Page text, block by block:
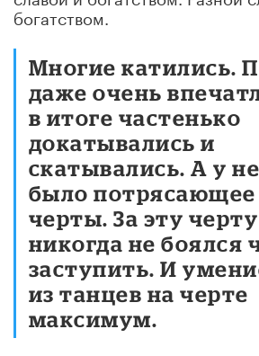
богатством.
Многие катились.
даже очень
в итоге частенько
докатывались и
скатывались. А у
было потрясающее
черты. За эту
никогда не боялся
заступить. И
из танцев на черте
максимум.